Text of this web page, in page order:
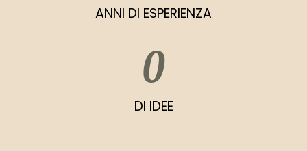
ANNI DI ESPERIENZA
0
DI IDEE